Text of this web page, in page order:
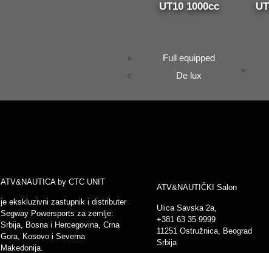
UT10 1000cc
Full equipped
De lux
ATV&NAUTICA by CTC UNIT
je ekskluzivni zastupnik i distributer
Segway Powersports za zemlje:
Srbija, Bosna i Hercegovina, Crna
Gora, Kosovo i Severna
Makedonija.
ATV&NAUTIČKI Salon
Ulica Savska 2a,
+381 63 35 9999
11251 Ostružnica, Beograd
Srbija